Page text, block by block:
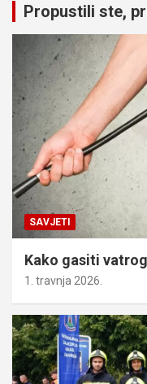
Propustili ste,
SAVJETI
Kako gasiti
1. travnja 2026.